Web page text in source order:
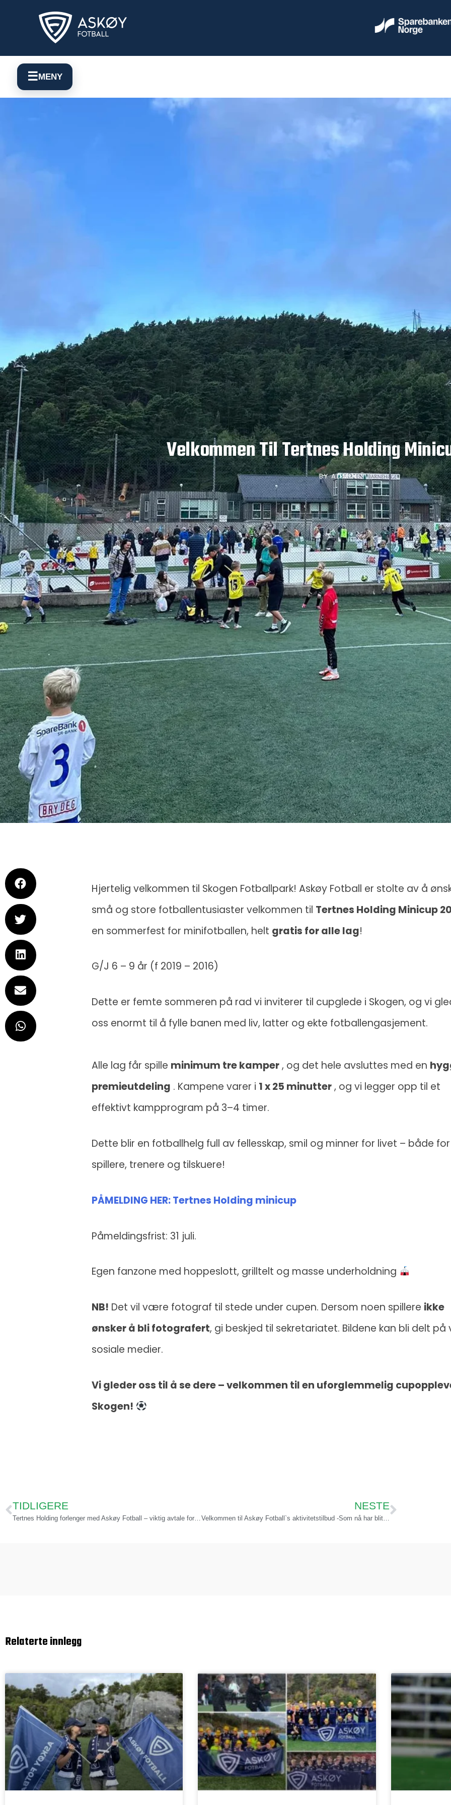
☰MENY
Velkommen Til Tertnes Holding
BYADMIN
Hjertelig velkommen til Skogen Fotballpark! Askøy Fotball er stolte av å
små og store fotballentusiaster velkommen til Tertnes Holding Minicup
en sommerfest for minifotballen, helt gratis for alle lag!
G/J 6 – 9 år (f 2019 – 2016)
Dette er femte sommeren på rad vi inviterer til cupglede i Skogen, og vi
oss enormt til å fylle banen med liv, latter og ekte fotballengasjement.
Alle lag får spille minimum tre kamper, og det hele avsluttes med en
premieutdeling . Kampene varer i 1 x 25 minutter, og vi legger opp til et
effektivt kampprogram på 3–4 timer.
Dette blir en fotballhelg full av fellesskap, smil og minner for livet – både for
spillere, trenere og tilskuere!
PÅMELDING HER: Tertnes Holding minicup
Påmeldingsfrist: 31 juli.
Egen fanzone med hoppeslott, grilltelt og masse underholdning
NB! Det vil være fotograf til stede under cupen. Dersom noen spillere ikke
ønsker å bli fotografert, gi beskjed til sekretariatet. Bildene kan bli delt på
sosiale medier.
Vi gleder oss til å se dere – velkommen til en uforglemmelig
Skogen!
TIDLIGERE
Tertnes Holding forlenger med Askøy Fotball – viktig avtale for inkludering og bredde
NESTE
Velkommen til Askøy Fotball`s aktivitetstilbud -Som nå har blitt rimeligere!
Relaterte innlegg